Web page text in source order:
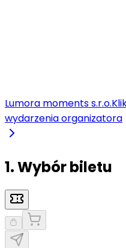
Lumora moments s.r.o.
wydarzenia organizatora
1. Wybór biletu